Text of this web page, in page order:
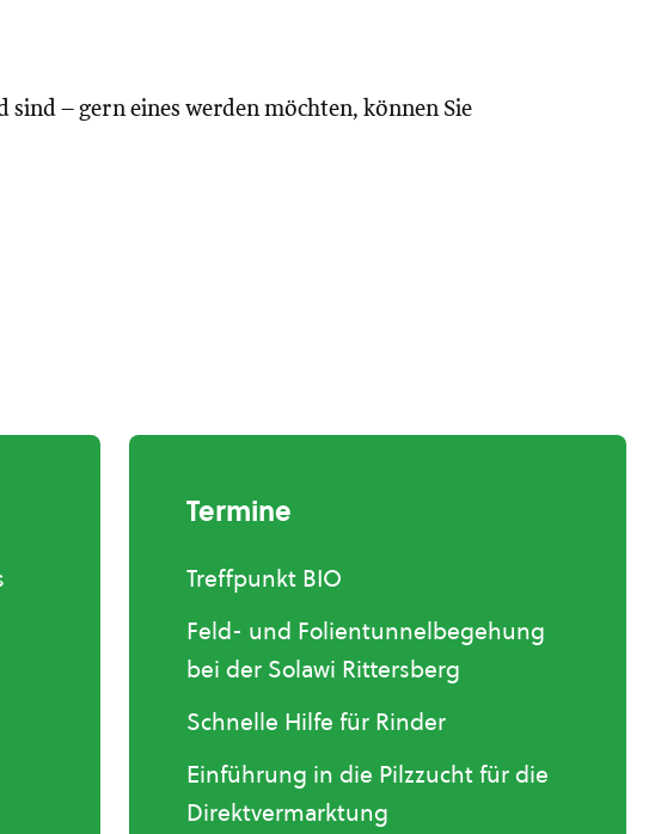
sind – gern eines werden möchten, können Sie
Termine
Treffpunkt BIO
Feld- und Folientunnelbegehung
bei der Solawi Rittersberg
Schnelle Hilfe für Rinder
Einführung in die Pilzzucht für die
Direktvermarktung